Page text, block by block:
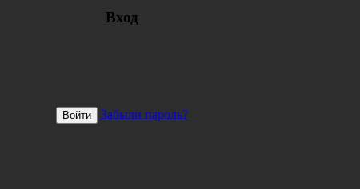
Вход
Войти Забыли пароль?